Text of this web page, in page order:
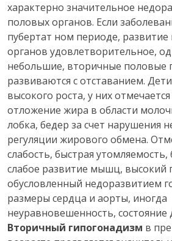
характерно значительное
половых органов. Если
пубертат ном периоде,
органов удовлетворительное,
небольшие, вторичные половые
развиваются с отставанием.
высокого роста, у них
отложение жира в области
лобка, бедер за счет нарушения
регуляции жирового обмена.
слабость, быстрая
слабое развитие мышц, высокий
обусловленный недоразвитием
размеры сердца и аорты, иногда
неуравновешенность, состояние
Вторичный гипогонадизм в